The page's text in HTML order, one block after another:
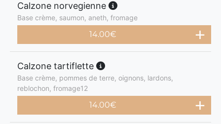
Calzone norvegienne
Base crème, saumon, aneth, fromage
14.00€
Calzone tartiflette
Base crème, pommes de terre, oignons, lardons,
reblochon, fromage12
14.00€